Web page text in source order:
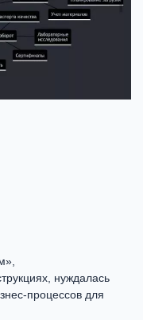
нуждалась
процессов для